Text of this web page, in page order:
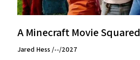
A Minecraft Movie Squared
Jared Hess /--/2027